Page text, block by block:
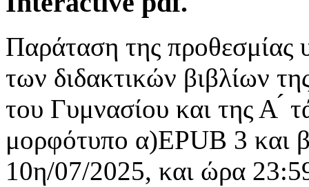
Παράταση της προθεσμίας
των διδακτικών βιβλίων
του Γυμνασίου και της Α
μορφότυπο α)EPUB 3 και
10η/07/2025, και ώρα